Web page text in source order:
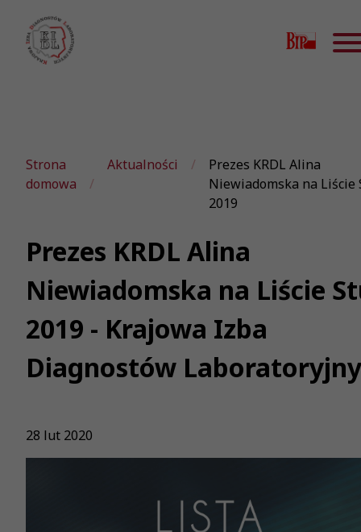
Strona
domowa
Aktualności
Prezes KRDL Alina
Niewiadomska na Liście
2019
Prezes KRDL Alina
Niewiadomska na Liście
2019 - Krajowa Izba
Diagnostów
28 lut 2020